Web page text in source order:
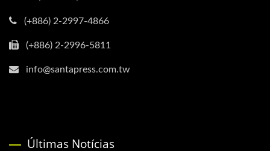
(+886) 2-2997-4866
(+886) 2-2996-5811
info@santapress.com.tw
Últimas Notícias